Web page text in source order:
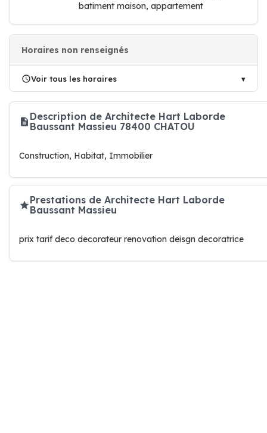
batiment maison, appartement
Horaires non renseignés
Voir tous les horaires
Description de Architecte Hart Laborde
Baussant Massieu 78400 CHATOU
Construction, Habitat, Immobilier
Prestations de Architecte Hart Laborde
Baussant Massieu
prix tarif deco decorateur renovation deisgn decoratrice